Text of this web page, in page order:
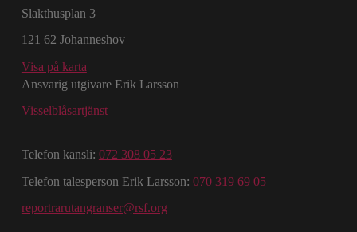
Slakthusplan 3
121 62 Johanneshov
Visa på karta
Ansvarig utgivare Erik Larsson
Visselblåsartjänst
Telefon kansli: 072 308 05 23
Telefon talesperson Erik Larsson: 070 319 69 05
reportrarutangranser@rsf.org